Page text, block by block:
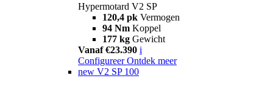
Hypermotard V2 SP
120,4 pk Vermogen
94 Nm Koppel
177 kg Gewicht
Vanaf €23.390 i
Configureer Ontdek meer
new V2 SP 100